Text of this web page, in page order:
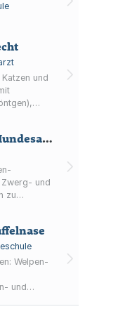
und
Esther Tepfenhart Hundesalon
und
zu
Welpen-
und